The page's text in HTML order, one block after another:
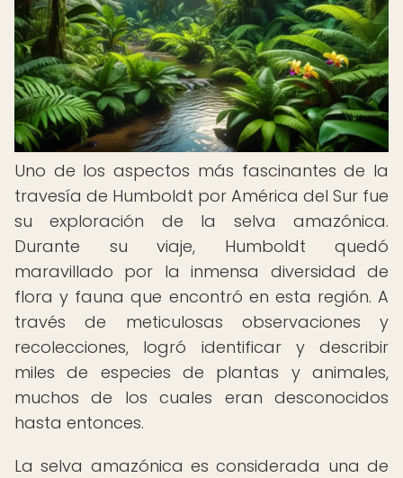
Uno de los aspectos más fascinantes de la
travesía de Humboldt por América del Sur fue
su exploración de la selva amazónica.
Durante su viaje, Humboldt quedó
maravillado por la inmensa diversidad de
flora y fauna que encontró en esta región. A
través de meticulosas observaciones y
recolecciones, logró identificar y describir
miles de especies de plantas y animales,
muchos de los cuales eran desconocidos
hasta entonces.
La selva amazónica es considerada una de